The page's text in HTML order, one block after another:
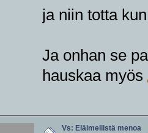
ja niin totta
Ja onhan se
hauskaa myös
Vs: Eläimellistä menoa